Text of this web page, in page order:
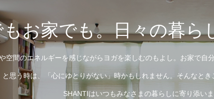
お家でも。日々の暮ら
空間のエネルギーを感じながらヨガを楽しむのもよし。お家で自
と思う時は、「心にゆとりがない」時かもしれません。そんなと
SHANTIはいつもみなさまの暮らしに寄り添いま